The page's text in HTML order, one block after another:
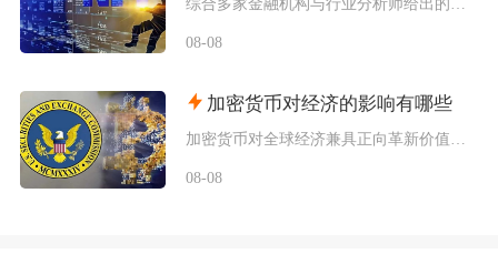
08-08
加密货币对经济的影响有哪些
08-08